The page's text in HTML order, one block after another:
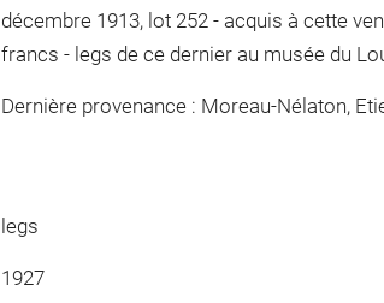
décembre 1913, lot 252 - acquis à cette
francs - legs de ce dernier au musée du
Dernière provenance : Moreau-Nélaton,
legs
1927